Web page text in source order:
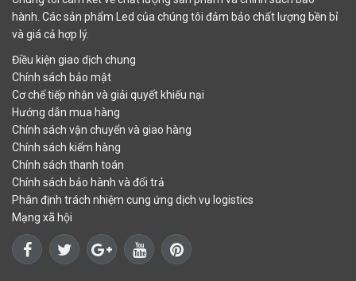
hành. Các sản phẩm Led của chúng tôi đảm bảo chất lượng bền bỉ
và giá cả hợp lý.
Điều kiện giao dịch chung
Chính sách bảo mật
Cơ chế tiếp nhận và giải quyết khiếu nại
Hướng dẫn mua hàng
Chính sách vận chuyển và giao hàng
Chính sách kiểm hàng
Chính sách thanh toán
Chính sách bảo hành và đổi trả
Phân định trách nhiệm cung ứng dịch vụ logistics
Mạng xã hội